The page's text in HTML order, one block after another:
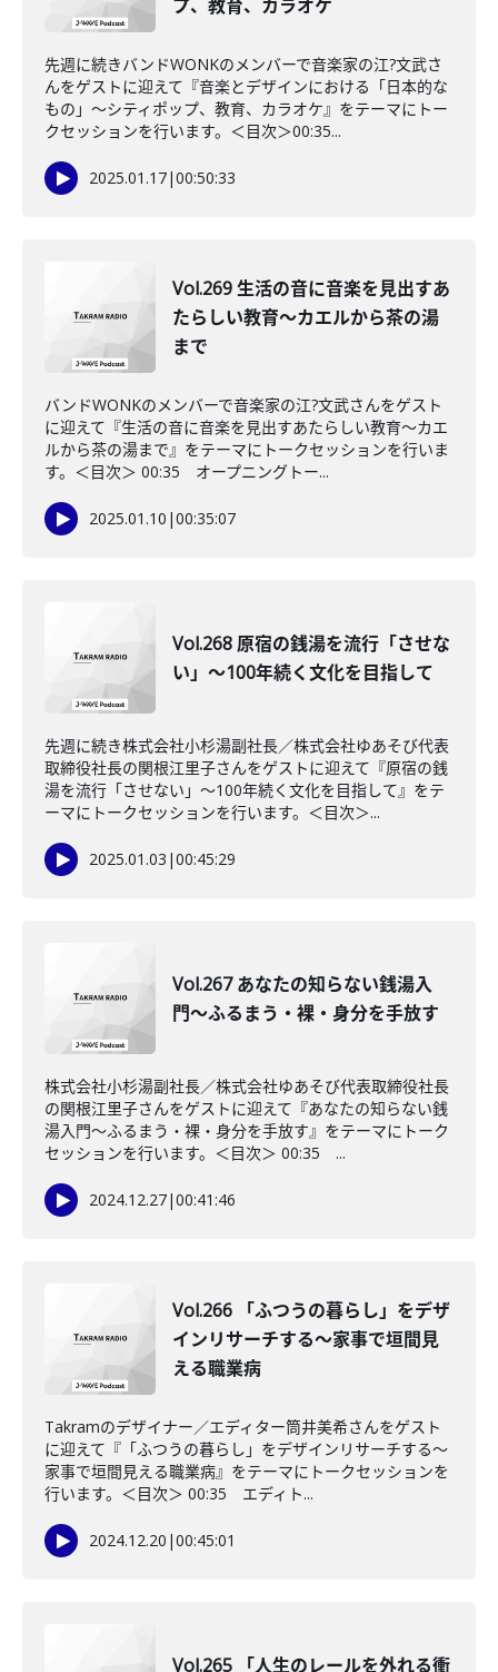
プ、教育、カラオケ
先週に続きバンドWONKのメンバーで音楽家の江?文武さ
んをゲストに迎えて『音楽とデザインにおける「日本的な
もの」～シティポップ、教育、カラオケ』をテーマにトー
クセッションを行います。＜目次＞00:35...
2025.01.17|00:50:33
Vol.269 生活の音に音楽を見出すあ
たらしい教育～カエルから茶の湯
まで
バンドWONKのメンバーで音楽家の江?文武さんをゲスト
に迎えて『生活の音に音楽を見出すあたらしい教育～カエ
ルから茶の湯まで』をテーマにトークセッションを行いま
す。＜目次＞ 00:35 オープニングトー...
2025.01.10 |00:35:07
Vol.268 原宿の銭湯を流行「させな
い」～100年続く文化を目指して
先週に続き株式会社小杉湯副社長／株式会社ゆあそび代表
取締役社長の関根江里子さんをゲストに迎えて『原宿の銭
湯を流行「させない」～100年続く文化を目指して』をテ
ーマにトークセッションを行います。＜目次＞...
2025.01.03 |00:45:29
Vol.267 あなたの知らない銭湯入
門〜ふるまう・裸・身分を手放す
株式会社小杉湯副社長／株式会社ゆあそび代表取締役社長
の関根江里子さんをゲストに迎えて『あなたの知らない銭
湯入門〜ふるまう・裸・身分を手放す』をテーマにトーク
セッションを行います。＜目次＞ 00:35 ...
2024.12.27|00:41:46
Vol.266 「ふつうの暮らし」をデザ
インリサーチする～家事で垣間見
える職業病
Takramのデザイナー／エディター筒井美希さんをゲスト
に迎えて『「ふつうの暮らし」をデザインリサーチする～
家事で垣間見える職業病』をテーマにトークセッションを
行います。＜目次＞ 00:35 エディト...
2024.12.20 |00:45:01
Vol.265 「人生のレールを外れる衝